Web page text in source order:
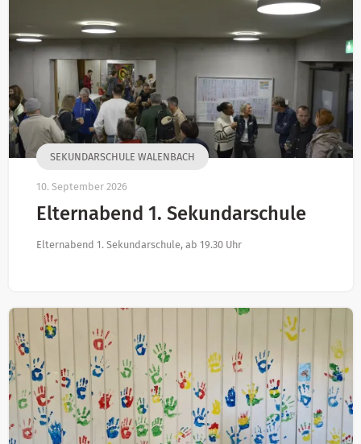
SEKUNDARSCHULE WALENBACH
10. September 2026
Elternabend 1. Sekundarschule
Elternabend 1. Sekundarschule, ab 19.30 Uhr